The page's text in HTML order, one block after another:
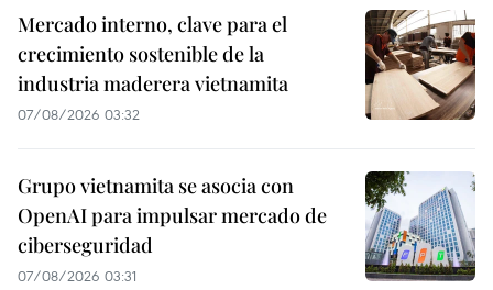
Mercado interno, clave para el
crecimiento sostenible de la
industria maderera vietnamita
07/08/2026 03:32
Grupo vietnamita se asocia con
OpenAI para impulsar mercado de
ciberseguridad
07/08/2026 03:31